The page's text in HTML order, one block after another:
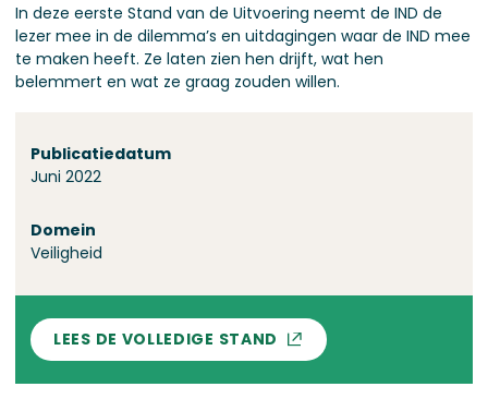
In deze eerste Stand van de Uitvoering neemt de IND de
lezer mee in de dilemma’s en uitdagingen waar de IND mee
te maken heeft. Ze laten zien hen drijft, wat hen
belemmert en wat ze graag zouden willen.
Publicatiedatum
Juni 2022
Domein
Veiligheid
LEES DE VOLLEDIGE STAND